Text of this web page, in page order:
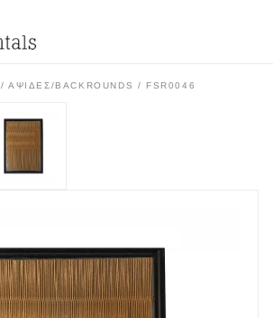
/ΑΨΙΔΕΣ/BACKROUNDS / FSR0046